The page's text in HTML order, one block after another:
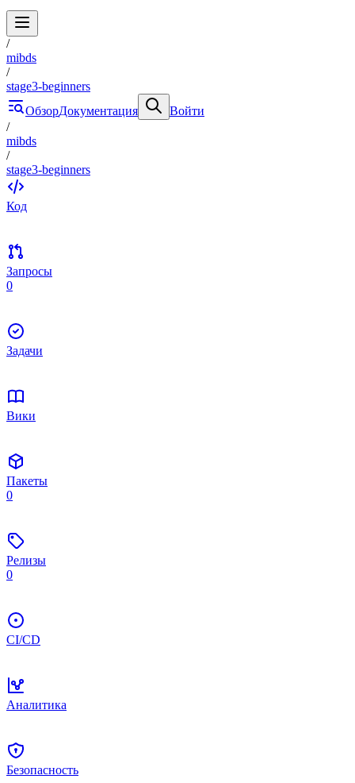
/
mibds
/
stage3-beginners
ОбзорДокументация
Войти
/
mibds
/
stage3-beginners
Код
Запросы
0
Задачи
Вики
Пакеты
0
Релизы
0
CI/CD
Аналитика
Безопасность